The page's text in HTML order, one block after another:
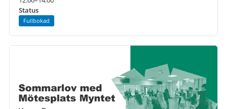
Status
Fullbokad